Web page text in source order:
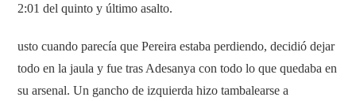
2:01 del quinto y último asalto.
usto cuando parecía que Pereira estaba perdiendo, decidió dejar
todo en la jaula y fue tras Adesanya con todo lo que quedaba en
su arsenal. Un gancho de izquierda hizo tambalearse a